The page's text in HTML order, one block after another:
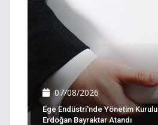
07/08/2026
Ege Endüstri'nde Yönetim
Erdoğan Bayraktar Atandı